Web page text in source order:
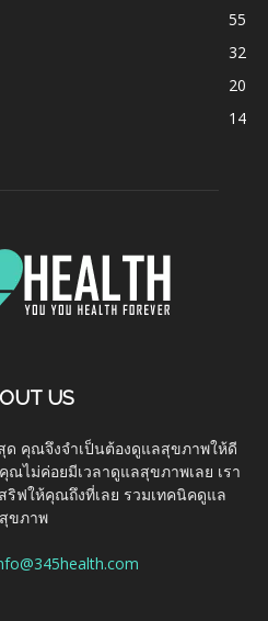
55
32
20
14
US
คุณจึงจำเป็นต้องดูแลสุขภาพให้ดี
ณไม่ค่อยมีเวลาดูแลสุขภาพเลย เรา
ริฟให้คุณถึงที่เลย รวมเทคนิคดูแล
สุขภาพ